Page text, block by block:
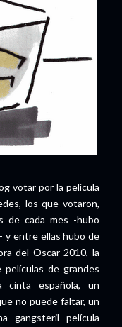
votar por la película
los que votaron,
de cada mes -hubo
- y entre ellas hubo de
del Oscar 2010, la
de grandes
cinta española, un
no puede faltar, un
gangsteril película